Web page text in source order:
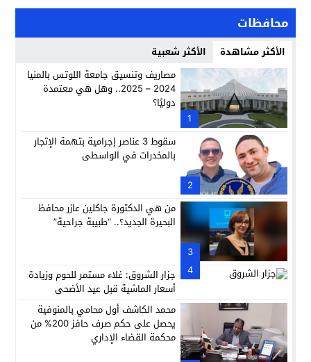
محافظات
الأكثر مشاهدة الأكثر شعبية
1
مصاريف وتنسيق جامعة اللوتس بالمنيا
2024 – 2025.. وهل هي معتمدة
دوليًا؟
2
سقوط 3 عناصر إجرامية بتهمة الإتجار
بالمخدرات في الواسطى
3
من هي الدكتورة جاكلين عازر محافظ
البحيرة الجديد؟.. “طبيبة جراحية”
4
جزار الشروق: غلاء مستمر للحوم وزيادة
أسعار الماشية قبل عيد الأضحى
محمد الكاشف أول محامي بالمنوفية
يحصل على حكم صرف حافز 200% من
محكمة القضاء الإداري